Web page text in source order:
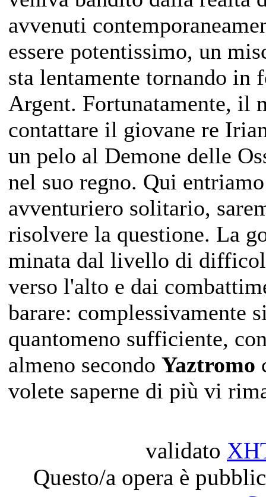
avvenuti
essere potentissimo, un
sta lentamente tornando in
Argent. Fortunatamente, il
contattare il giovane re
un pelo al Demone delle
nel suo regno. Qui
avventuriero solitario,
risolvere la questione. La
minata dal livello di
verso l'alto e dai
barare: complessivamente
quantomeno sufficiente,
almeno secondo Yaztromo
volete saperne di più vi
validato
Questo/a opera è